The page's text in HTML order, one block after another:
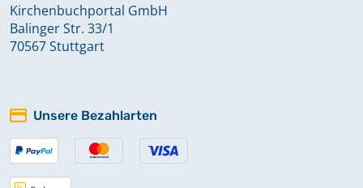
Kirchenbuchportal GmbH
Balinger Str. 33/1
70567 Stuttgart
Unsere Bezahlarten